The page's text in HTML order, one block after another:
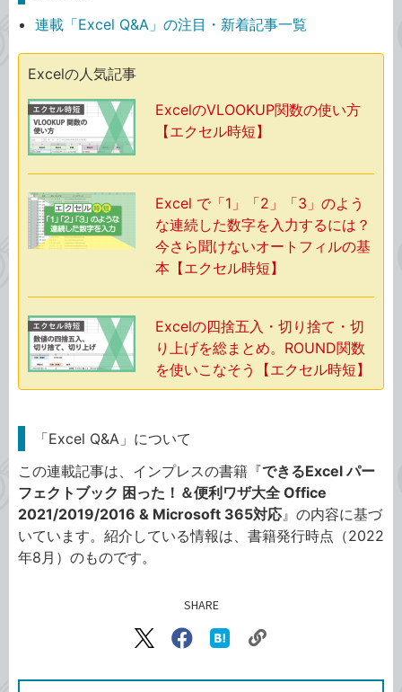
連載「Excel Q&A」の注目・新着記事一覧
Excelの人気記事
ExcelのVLOOKUP関数の使い方
【エクセル時短】
Excel で「1」「2」「3」のよう
な連続した数字を入力するには？
今さら聞けないオートフィルの基
本【エクセル時短】
Excelの四捨五入・切り捨て・切
り上げを総まとめ。ROUND関数
を使いこなそう【エクセル時短】
「Excel Q&A」について
この連載記事は、インプレスの書籍『できるExcel パー
フェクトブック 困った！＆便利ワザ大全 Office
2021/2019/2016 & Microsoft 365対応 』の内容に基づ
いています。紹介している情報は、書籍発行時点（2022
年8月）のものです。
SHARE
X（旧
で
Facebook
シ
な
ク